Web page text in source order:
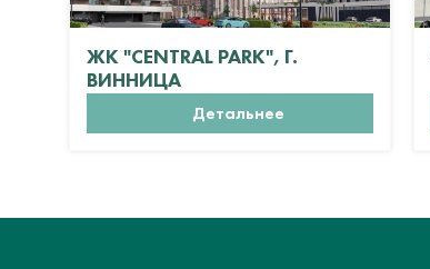
ЖК "CENTRAL PARK", Г.
ВИННИЦА
Детальнее